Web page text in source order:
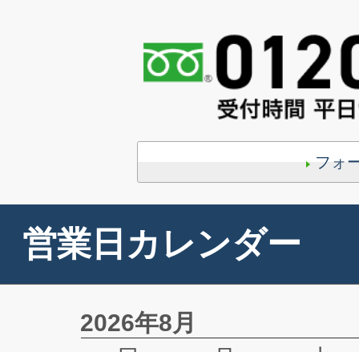
フォ
営業日カレンダー
2026年8月